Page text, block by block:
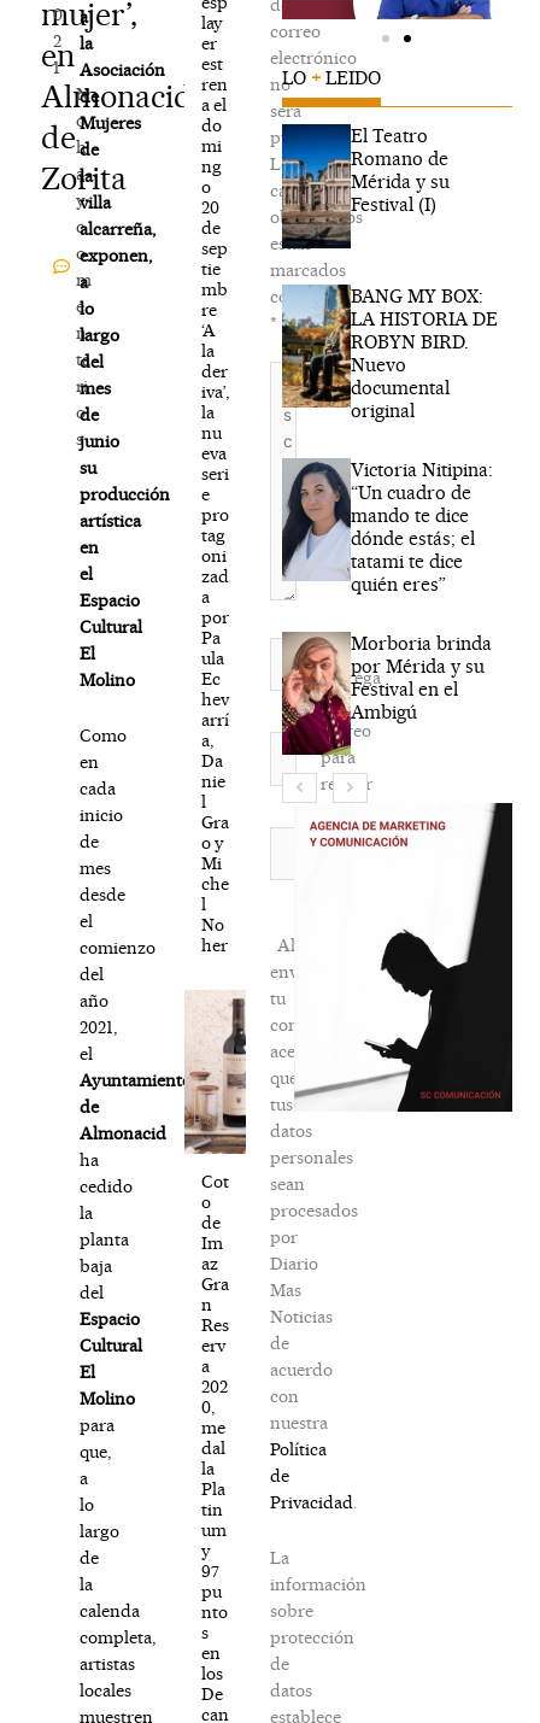
mujer’,
en
Almonacid
de
Zorita
0
2
1
N
o
h
a
y
c
o
m
e
n
ta
ri
o
s
a
la
Asociación
de
Mujeres
de
la
villa
alcarreña,
exponen,
a
lo
largo
del
mes
de
junio
su
producción
artística
en
el
Espacio
Cultural
El
Molino
Como
en
cada
inicio
de
mes
desde
el
comienzo
del
año
2021,
el
Ayuntamiento
de
Almonacid
ha
cedido
la
planta
baja
del
Espacio
Cultural
El
Molino
para
que,
a
lo
largo
de
la
calenda
completa,
artistas
locales
muestren
lay
er
est
ren
a el
do
mi
ng
o
20
de
sep
tie
mb
re
‘A
la
der
iva’,
la
nu
eva
seri
e
pro
tag
oni
zad
a
por
Pa
ula
Ec
hev
arrí
a,
Da
nie
l
Gra
o y
Mi
che
l
No
her
Cot
o
de
Im
az
Gra
n
Res
erv
a
202
0,
me
dal
la
Pla
tin
um
y
97
pu
nto
s
en
los
De
can
de
correo
electrónico
no
será
publicada.
Los
campos
obligatorios
están
marcados
con
*
Escribe
aquí...
Nombre*
Correo
electrónico*
Agréga
mi
correo
para
recibir
la
newsletter
Al
enviar
tu
comentario,
aceptas
que
tus
datos
personales
sean
procesados
por
Diario
Mas
Noticias
de
acuerdo
con
nuestra
Política
de
Privacidad
La
información
sobre
protección
de
datos
establece
LO + LEIDO
El Teatro
Romano de
Mérida y su
Festival (I)
BANG MY BOX:
LA HISTORIA DE
ROBYN BIRD.
Nuevo
documental
original
Victoria Nitipina:
“Un cuadro de
mando te dice
dónde estás; el
tatami te dice
quién eres”
Morboria brinda
por Mérida y su
Festival en el
Ambigú